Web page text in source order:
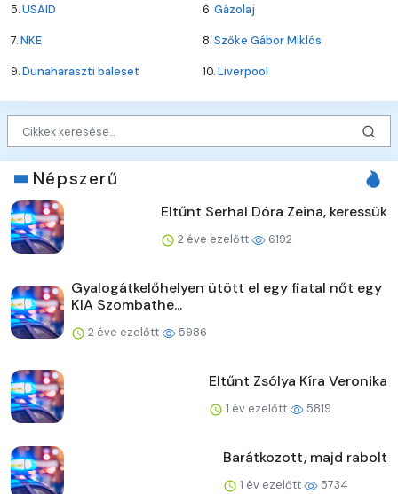
5.USAID 6.Gázolaj
7.NKE 8.Szőke Gábor Miklós
9.Dunaharaszti baleset 10.Liverpool
Népszerű
Eltűnt Serhal Dóra Zeina, keressük
2 éve ezelőtt 6192
Gyalogátkelőhelyen ütött el egy fiatal nőt egy
KIA Szombathe...
2 éve ezelőtt 5986
Eltűnt Zsólya Kíra Veronika
1 év ezelőtt 5819
Barátkozott, majd rabolt
1 év ezelőtt 5734